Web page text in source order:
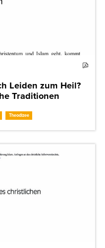
Leiden zum Heil?
Traditionen
Theodizee